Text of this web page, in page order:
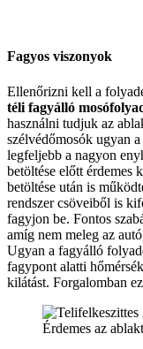
Fagyos viszonyok
Ellenőrizni kell a
téli fagyálló
használni tudjuk az
szélvédőmosók ugyan
legfeljebb a nagyon
betöltése előtt érdemes
betöltése után is
rendszer csöveiből is
fagyjon be. Fontos
amíg nem meleg az
Ugyan a fagyálló
fagypont alatti
kilátást. Forgalomban
Érdemes az